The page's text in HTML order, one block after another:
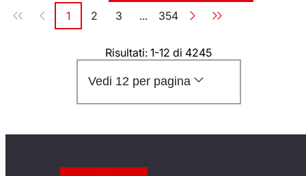
Paginazione
Pagina
1 Pagina
2 Pagina
3 ... Pagina
354
Risultati: 1-12 di 4245
Vedi 12 per pagina